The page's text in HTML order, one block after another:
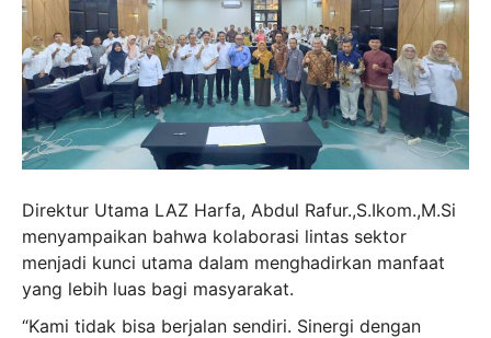
Direktur Utama LAZ Harfa, Abdul Rafur.,S.Ikom.,M.Si
menyampaikan bahwa kolaborasi lintas sektor
menjadi kunci utama dalam menghadirkan manfaat
yang lebih luas bagi masyarakat.
“Kami tidak bisa berjalan sendiri. Sinergi dengan